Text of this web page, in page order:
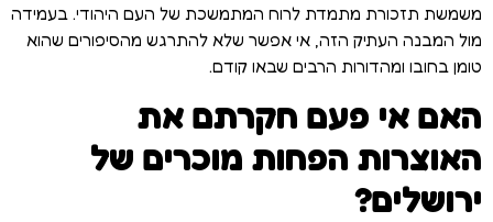
משמשת תזכורת מתמדת לרוח המתמשכת של העם היהודי. בעמידה
מול המבנה העתיק הזה, אי אפשר שלא להתרגש מהסיפורים שהוא
טומן בחובו ומהדורות הרבים שבאו קודם.
האם אי פעם חקרתם את
האוצרות הפחות מוכרים של
ירושלים?